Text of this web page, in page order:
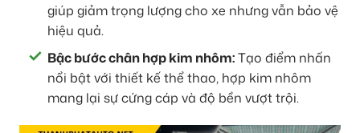
giúp giảm trọng lượng cho xe nhưng vẫn bảo vệ
hiệu quả.
Bậc bước chân hợp kim nhôm:Tạo điểm nhấn
nổi bật với thiết kế thể thao, hợp kim nhôm
mang lại sự cứng cáp và độ bền vượt trội.